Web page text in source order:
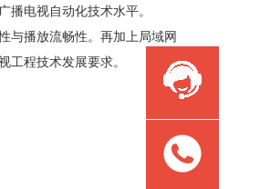
电视自动化技术水平。
与播放流畅性。再加上局域网
程技术发展要求。